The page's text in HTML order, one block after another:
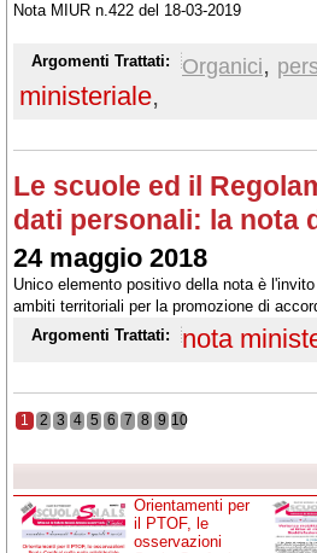
Nota MIUR n.422 del 18-03-2019
Argomenti Trattati: Organici,
ministeriale,
Le scuole ed il
dati personali: la nota
24 maggio 2018
Unico elemento positivo della nota è
ambiti territoriali per la promozione di
Argomenti Trattati:
nota
1 2 3 4 5 6 7 8 9 10
Orientamenti per
il PTOF, le
osservazioni